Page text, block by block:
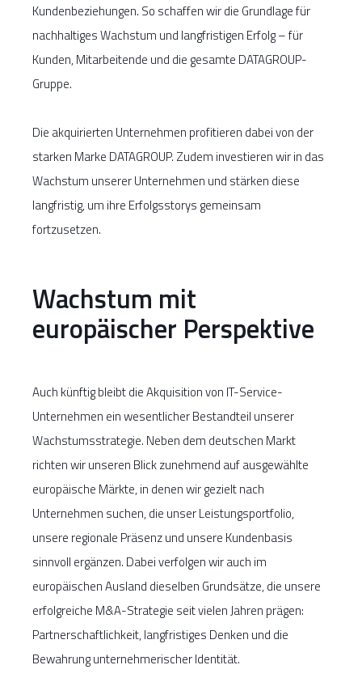
Kundenbeziehungen. So schaffen wir die Grundlage für
nachhaltiges Wachstum und langfristigen Erfolg – für
Kunden, Mitarbeitende und die gesamte DATAGROUP-
Gruppe.
Die akquirierten Unternehmen profitieren dabei von der
starken Marke DATAGROUP. Zudem investieren wir in das
Wachstum unserer Unternehmen und stärken diese
langfristig, um ihre Erfolgsstorys gemeinsam
fortzusetzen.
Wachstum mit
europäischer Perspektive
Auch künftig bleibt die Akquisition von IT-Service-
Unternehmen ein wesentlicher Bestandteil unserer
Wachstumsstrategie. Neben dem deutschen Markt
richten wir unseren Blick zunehmend auf ausgewählte
europäische Märkte, in denen wir gezielt nach
Unternehmen suchen, die unser Leistungsportfolio,
unsere regionale Präsenz und unsere Kundenbasis
sinnvoll ergänzen. Dabei verfolgen wir auch im
europäischen Ausland dieselben Grundsätze, die unsere
erfolgreiche M&A-Strategie seit vielen Jahren prägen:
Partnerschaftlichkeit, langfristiges Denken und die
Bewahrung unternehmerischer Identität.